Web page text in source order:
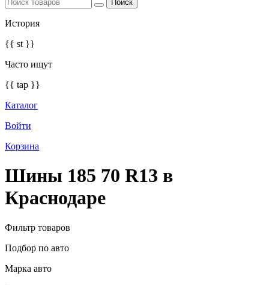
История
{{ st }}
Часто ищут
{{ tap }}
Каталог
Войти
Корзина
Шины 185 70 R13 в
Краснодаре
Фильтр товаров
Подбор по авто
Марка авто